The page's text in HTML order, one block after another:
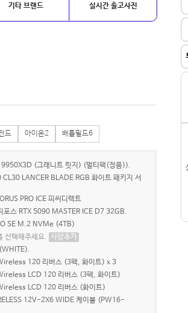
기타 브랜드 실시간 출고사진
드 아이온2 배틀필드6
(그래니트 릿지) (멀티팩(정품)).
LANCER BLADE RGB 화이트 패키지 서
PRO ICE 피씨디렉트
포스 RTX 5090 MASTER ICE D7 32GB.
SE M.2 NVMe (4TB)
선택해주세요. 사양추가
120 리버스 (3팩, 화이트) x 3
LCD 120 리버스 (3팩, 화이트)
LCD 120 리버스 (화이트)
12V-2X6 WIDE 케이블 (PW16-